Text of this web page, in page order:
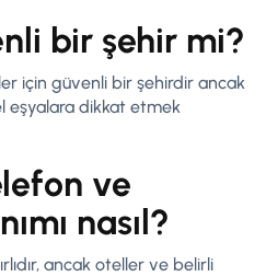
bir şehir mi?
için güvenli bir şehirdir ancak
eşyalara dikkat etmek
ve
nasıl?
ancak oteller ve belirli